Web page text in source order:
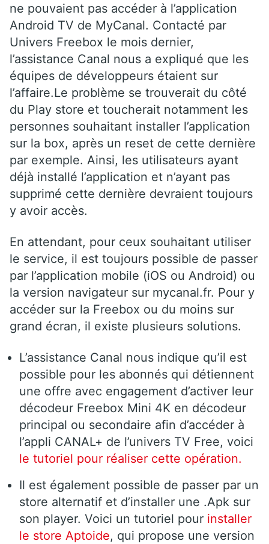
ne pouvaient pas accéder à l’application
Android TV de MyCanal. Contacté par
Univers Freebox le mois dernier,
l’assistance Canal nous a expliqué que les
équipes de développeurs étaient sur
l’affaire.Le problème se trouverait du côté
du Play store et toucherait notamment les
personnes souhaitant installer l’application
sur la box, après un reset de cette dernière
par exemple. Ainsi, les utilisateurs ayant
déjà installé l’application et n’ayant pas
supprimé cette dernière devraient toujours
y avoir accès.
En attendant, pour ceux souhaitant utiliser
le service, il est toujours possible de passer
par l’application mobile (iOS ou Android) ou
la version navigateur sur mycanal.fr. Pour y
accéder sur la Freebox ou du moins sur
grand écran, il existe plusieurs solutions.
L’assistance Canal nous indique qu’il est
possible pour les abonnés qui détiennent
une offre avec engagement d’activer leur
décodeur Freebox Mini 4K en décodeur
principal ou secondaire afin d’accéder à
l’appli CANAL+ de l’univers TV Free, voici
le tutoriel pour réaliser cette opération.
Il est également possible de passer par un
store alternatif et d’installer une .Apk sur
son player. Voici un tutoriel pour installer
le store Aptoide, qui propose une version